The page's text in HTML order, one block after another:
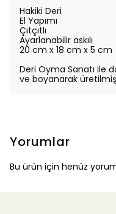
Hakiki Deri
El Yapımı
Çıtçıtlı
Ayarlanabilir askılı
20 cm x 18 cm x 5 cm
Deri Oyma Sanatı ile
ve boyanarak
Yorumlar
Bu ürün için henüz